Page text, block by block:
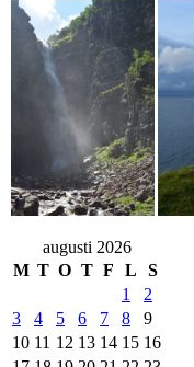
augusti 2026
M T O T F L
S
1
2
3
4 5 6 7 8
9
10 11 12 13 14 15 16